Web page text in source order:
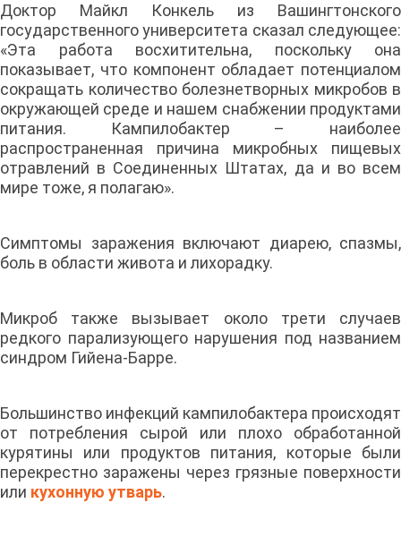
Доктор Майкл Конкель из Вашингтонского
государственного университета сказал следующее:
«Эта работа восхитительна, поскольку она
показывает, что компонент обладает потенциалом
сокращать количество болезнетворных микробов в
окружающей среде и нашем снабжении продуктами
питания. Кампилобактер – наиболее
распространенная причина микробных пищевых
отравлений в Соединенных Штатах, да и во всем
мире тоже, я полагаю».
Симптомы заражения включают диарею, спазмы,
боль в области живота и лихорадку.
Микроб также вызывает около трети случаев
редкого парализующего нарушения под названием
синдром Гийена-Барре.
Большинство инфекций кампилобактера происходят
от потребления сырой или плохо обработанной
курятины или продуктов питания, которые были
перекрестно заражены через грязные поверхности
или кухонную утварь.